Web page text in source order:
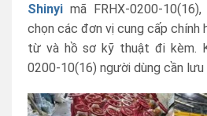
Shinyi mã FRHX-0200-
chọn các đơn vị cung cấp chính
từ và hồ sơ kỹ thuật đi kèm.
0200-10(16) người dùng cần lưu